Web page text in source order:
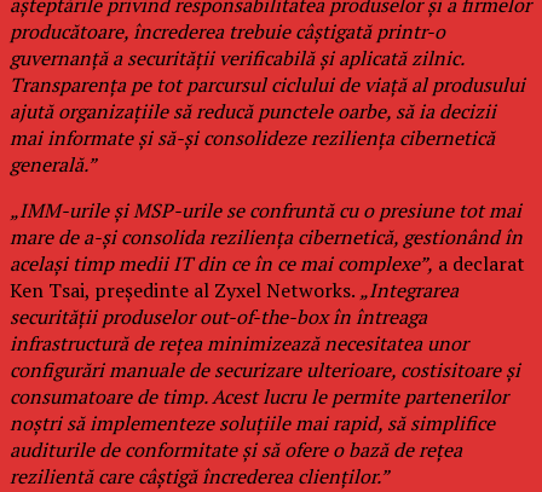
producătoare, încrederea trebuie câștigată printr-o
guvernanță a securității verificabilă și aplicată zilnic.
Transparența pe tot parcursul ciclului de viață al produsului
ajută organizațiile să reducă punctele oarbe, să ia decizii
mai informate și să-și consolideze reziliența cibernetică
generală.”
„IMM-urile și MSP-urile se confruntă cu o presiune tot mai
mare de a-și consolida reziliența cibernetică, gestionând în
același timp medii IT din ce în ce mai complexe”, a declarat
Ken Tsai, președinte al Zyxel Networks. „Integrarea
securității produselor out-of-the-box în întreaga
infrastructură de rețea minimizează necesitatea unor
configurări manuale de securizare ulterioare, costisitoare și
consumatoare de timp. Acest lucru le permite partenerilor
noștri să implementeze soluțiile mai rapid, să simplifice
auditurile de conformitate și să ofere o bază de rețea
rezilientă care câștigă încrederea clienților.”